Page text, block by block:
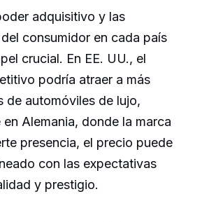
adquisitivo y las
consumidor en cada país
crucial. En EE. UU., el
podría atraer a más
de automóviles de lujo,
en Alemania, donde la marca
presencia, el precio puede
con las expectativas
y prestigio.